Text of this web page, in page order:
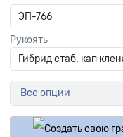
Рукоять
Все опции